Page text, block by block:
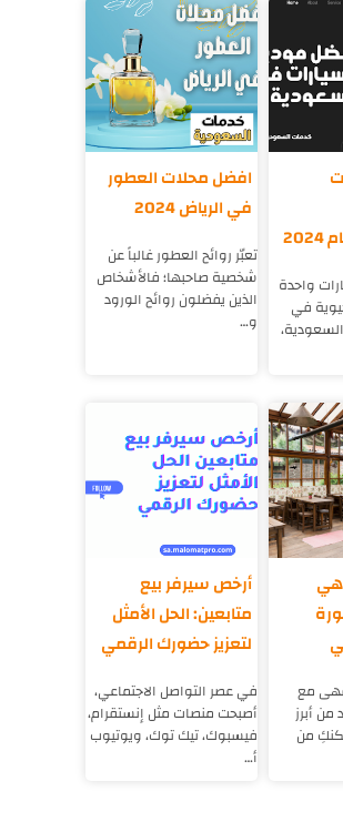
واحدة
في
افضل محلات العطور
في الرياض 2024
تعبّر روائح العطور غالباً عن
شخصية صاحبها؛ فالأشخاص
الذين يفضلون روائح الورود
و…
مع
من أبرز
من
أرخص سيرفر بيع
متابعين: الحل الأمثل
لتعزيز حضورك الرقمي
في عصر التواصل الاجتماعي،
أصبحت منصات مثل إنستقرام،
فيسبوك، تيك توك، ويوتيوب
أ…